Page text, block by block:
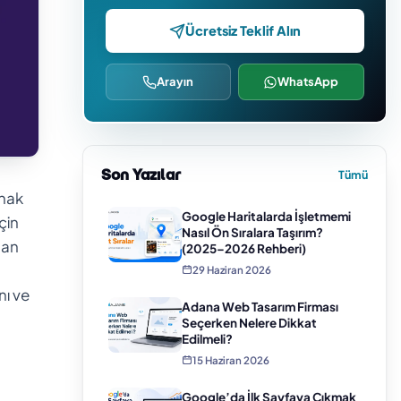
ve
Ücretsiz Teklif Alın
Arayın WhatsApp
Son Yazılar Tümü
Google Haritalarda İşletmemi
Nasıl Ön Sıralara Taşırım?
(2025–2026 Rehberi)
29 Haziran 2026
Adana Web Tasarım Firması
Seçerken Nelere Dikkat
Edilmeli?
15 Haziran 2026
Google’da İlk Sayfaya Çıkmak